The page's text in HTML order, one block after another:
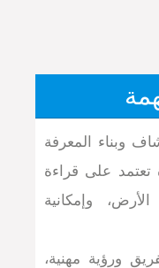
وبناء المعرفة
على قراءة
وإمكانية
ورؤية مهنية،